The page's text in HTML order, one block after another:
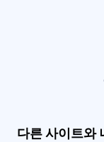
다른 사이트와